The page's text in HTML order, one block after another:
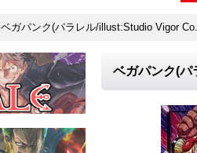
ベガパンク(パラレル/illust:Studio Vigor
ベガパンク(